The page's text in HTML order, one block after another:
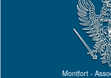
Montfort -